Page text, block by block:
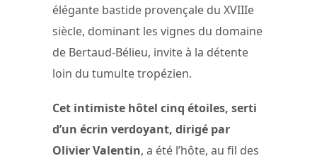
élégante bastide provençale du XVIIIe
siècle, dominant les vignes du domaine
de Bertaud-Bélieu, invite à la détente
loin du tumulte tropézien.
Cet intimiste hôtel cinq étoiles, serti
d’un écrin verdoyant, dirigé par
Olivier Valentin, a été l’hôte, au fil des